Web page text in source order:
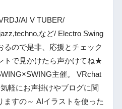
AI V TUBER/
など/ Electro Swing
るので是非、応援とチェック
トで見かけたら声かけてね★
主催。 VRchat
軽にお声掛けやブログに関
ますの～ AIイラストを使った